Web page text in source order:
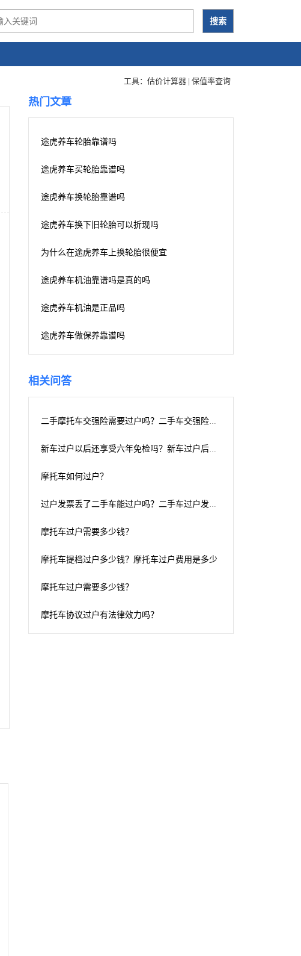
工具： 估价计算器 | 保值率查询
热门文章
途虎养车轮胎靠谱吗
途虎养车买轮胎靠谱吗
途虎养车换轮胎靠谱吗
途虎养车换下旧轮胎可以折现吗
为什么在途虎养车上换轮胎很便宜
途虎养车机油靠谱吗是真的吗
途虎养车机油是正品吗
途虎养车做保养靠谱吗
相关问答
二手摩托车交强险需要过户吗？二手车交强险需要过户吗？
新车过户以后还享受六年免检吗？新车过户后还能不能6年免检
摩托车如何过户？
过户发票丢了二手车能过户吗？二手车过户发票丢了，能补吗？急
摩托车过户需要多少钱？
摩托车提档过户多少钱？摩托车过户费用是多少
摩托车过户需要多少钱？
摩托车协议过户有法律效力吗？